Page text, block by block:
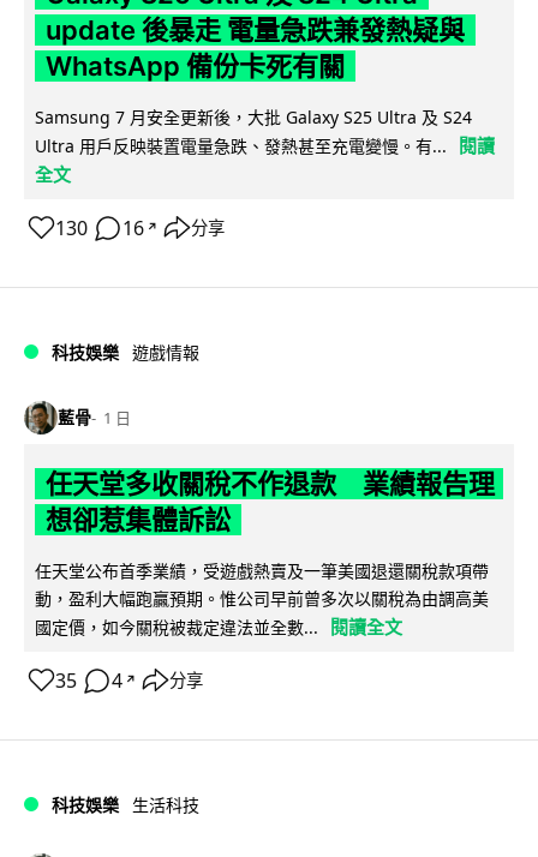
update 後暴走 電量急跌兼發熱疑與
WhatsApp 備份卡死有關
Samsung 7 月安全更新後，大批 Galaxy S25 Ultra 及 S24
Ultra 用戶反映裝置電量急跌、發熱甚至充電變慢。有...
閱讀
全文
130 16 ↗ 分享
科技娛樂 遊戲情報
藍骨 1 日
任天堂多收關稅不作退款 業績報告理
想卻惹集體訴訟
任天堂公布首季業績，受遊戲熱賣及一筆美國退還關稅款項帶
動，盈利大幅跑贏預期。惟公司早前曾多次以關稅為由調高美
國定價，如今關稅被裁定違法並全數...
閱讀全文
35 4 ↗ 分享
科技娛樂 生活科技